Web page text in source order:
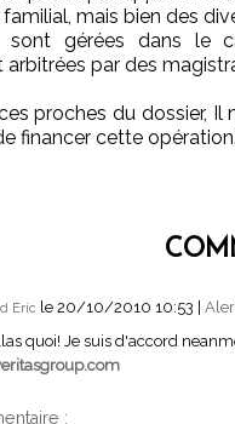
mais bien des
gérées dans le
par des
proches du dossier,
financer cette
Eric le 20/10/2010 10:53
quoi! Je suis d'accord
: